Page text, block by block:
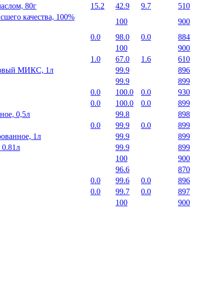
80г
15.2 42.9 9.7
510
качества, 100%
100
900
0.0 98.0 0.0
884
100
900
1.0 67.0 1.6
610
МИКС, 1л
99.9
896
99.9
899
0.0 100.0 0.0
930
0.0 100.0 0.0
899
0,5л
99.8
898
0.0 99.9 0.0
899
1л
99.9
899
99.9
899
100
900
96.6
870
0.0 99.6 0.0
896
0.0 99.7 0.0
897
100 900